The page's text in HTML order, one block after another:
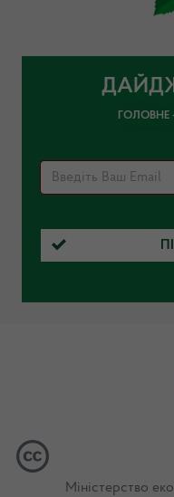
ГОЛОВНЕ
Міністерство